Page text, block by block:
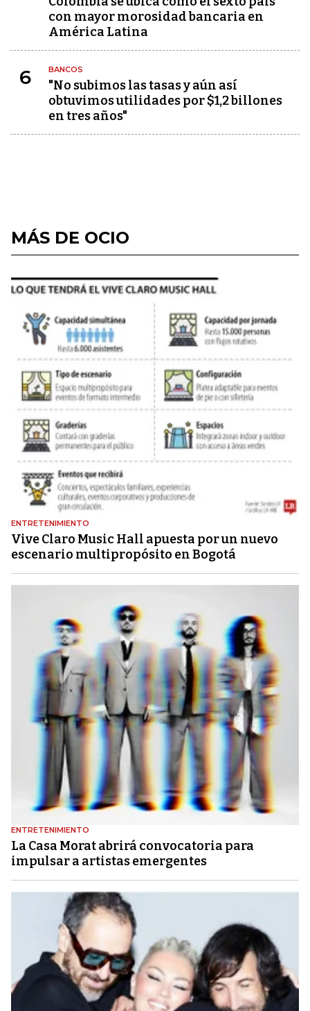
con mayor morosidad bancaria en
América Latina
6 BANCOS
"No subimos las tasas y aún así
obtuvimos utilidades por $1,2 billones
en tres años"
MÁS DE OCIO
ENTRETENIMIENTO
Vive Claro Music Hall apuesta por un nuevo
escenario multipropósito en Bogotá
ENTRETENIMIENTO
La Casa Morat abrirá convocatoria para
impulsar a artistas emergentes